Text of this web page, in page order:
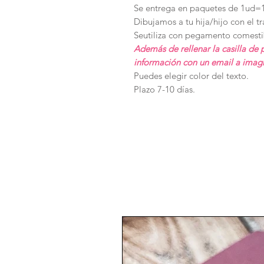
Se entrega en paquetes de
Dibujamos a tu hija/hijo con el
Seutiliza con pegamento
Además de rellenar la casilla de
información con un email a
Puedes elegir color del texto.
Plazo 7-10 días.